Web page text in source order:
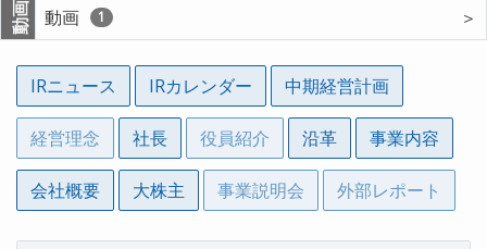
動画 動画 1 ＞
IRニュース IRカレンダー 中期経営計画
経営理念 社長 役員紹介 沿革 事業内容
会社概要 大株主 事業説明会 外部レポート